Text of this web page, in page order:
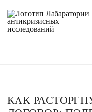
Главная Новости и
КАК